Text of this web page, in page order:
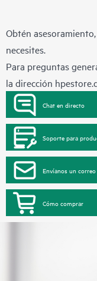
Obtén
necesites.
Para preguntas
la dirección
Chat en directo
Soporte para
Envíanos un
Cómo comprar